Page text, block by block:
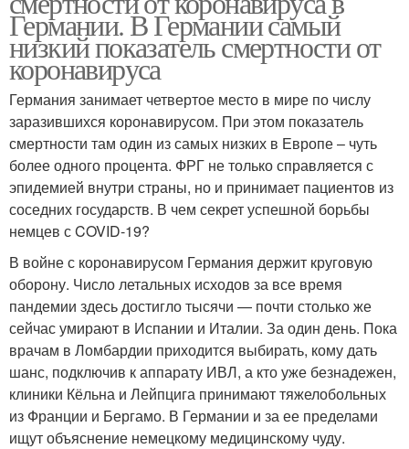
Германии. В Германии самый
низкий показатель смертности от
коронавируса
Германия занимает четвертое место в мире по числу
заразившихся коронавирусом. При этом показатель
смертности там один из самых низких в Европе – чуть
более одного процента. ФРГ не только справляется с
эпидемией внутри страны, но и принимает пациентов из
соседних государств. В чем секрет успешной борьбы
немцев с COVID-19?
В войне с коронавирусом Германия держит круговую
оборону. Число летальных исходов за все время
пандемии здесь достигло тысячи — почти столько же
сейчас умирают в Испании и Италии. За один день. Пока
врачам в Ломбардии приходится выбирать, кому дать
шанс, подключив к аппарату ИВЛ, а кто уже безнадежен,
клиники Кёльна и Лейпцига принимают тяжелобольных
из Франции и Бергамо. В Германии и за ее пределами
ищут объяснение немецкому медицинскому чуду.